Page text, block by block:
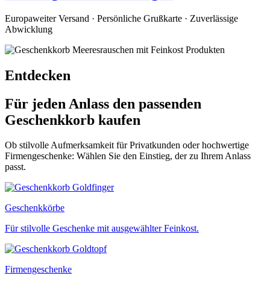
Europaweiter Versand · Persönliche Grußkarte · Zuverlässige
Abwicklung
Entdecken
Für jeden Anlass den passenden
Geschenkkorb kaufen
Ob stilvolle Aufmerksamkeit für Privatkunden oder hochwertige
Firmengeschenke: Wählen Sie den Einstieg, der zu Ihrem Anlass
passt.
Geschenkkörbe
Für stilvolle Geschenke mit ausgewählter Feinkost.
Firmengeschenke